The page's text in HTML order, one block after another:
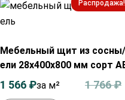
Распродажа!
Мебельный щит из сосны/
ели 28х400х800 мм сорт
1 766₽
1 566 ₽за м²